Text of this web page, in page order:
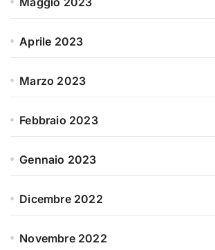
Aprile 2023
Marzo 2023
Febbraio 2023
Gennaio 2023
Dicembre 2022
Novembre 2022